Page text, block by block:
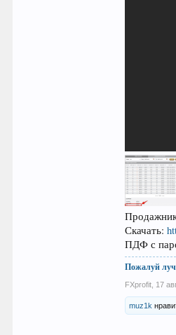
Скачать:
ПДФ с
Пожалуй
FXprofit 17
muz1k